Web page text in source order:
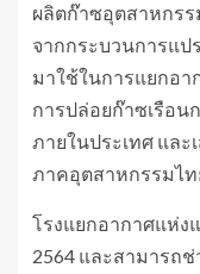
ผลิตก๊าซอุตสาหกร
จากกระบวนการแป
มาใช้ในการแยกอา
การปล่อยก๊าซเรือน
ภายในประเทศ แล
ภาคอุตสาหกรรมไท
โรงแยกอากาศแห่ง
2564 และสามารถ